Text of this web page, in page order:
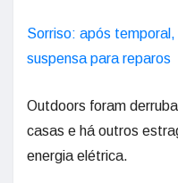
Sorriso: após
suspensa para reparos
Outdoors foram
casas e há outros
energia elétrica.